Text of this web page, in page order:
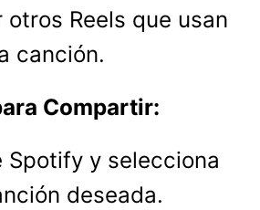
otros Reels que usan
canción.
Compartir:
Spotify y selecciona
deseada.